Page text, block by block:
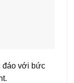
đáo với bức